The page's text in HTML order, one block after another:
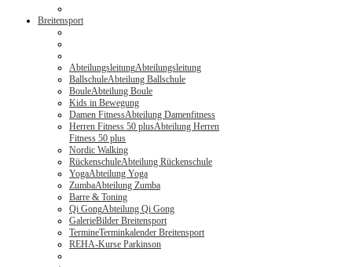
Breitensport
AbteilungsleitungAbteilungsleitung
BallschuleAbteilung Ballschule
BouleAbteilung Boule
Kids in Bewegung
Damen FitnessAbteilung Damenfitness
Herren Fitness 50 plusAbteilung Herren
Fitness 50 plus
Nordic Walking
RückenschuleAbteilung Rückenschule
YogaAbteilung Yoga
ZumbaAbteilung Zumba
Barre & Toning
Qi GongAbteilung Qi Gong
GalerieBilder Breitensport
TermineTerminkalender Breitensport
REHA-Kurse Parkinson